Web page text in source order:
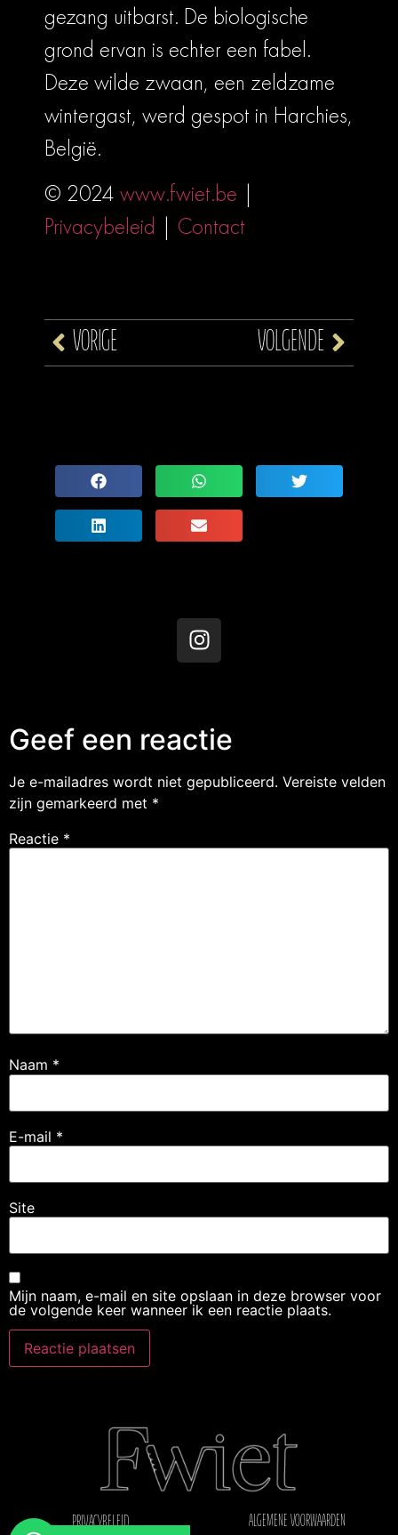
gezang uitbarst. De biologische
grond ervan is echter een fabel.
Deze wilde zwaan, een zeldzame
wintergast, werd gespot in Harchies,
België.
© 2024 www.fwiet.be |
Privacybeleid | Contact
VORIGE VOLGENDE
Geef een reactie
Je e-mailadres wordt niet gepubliceerd. Vereiste velden
zijn gemarkeerd met *
Reactie *
Naam *
E-mail *
Site
Mijn naam, e-mail en site opslaan in deze browser voor
de volgende keer wanneer ik een reactie plaats.
PRIVACYBELEID ALGEMENE VOORWAARDEN